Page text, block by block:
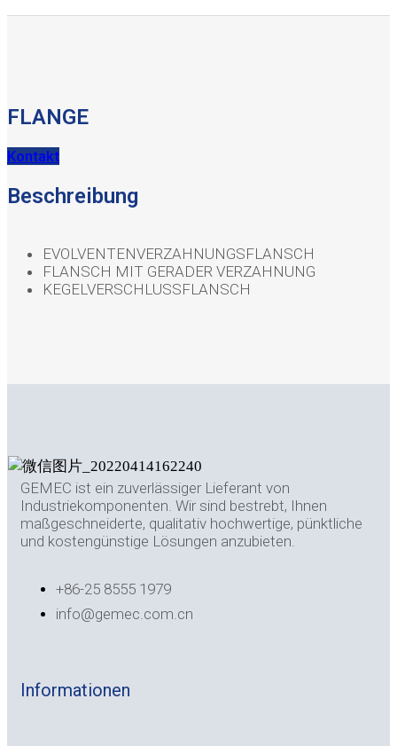
FLANGE
Kontakt
Beschreibung
EVOLVENTENVERZAHNUNGSFLANSCH
FLANSCH MIT GERADER VERZAHNUNG
KEGELVERSCHLUSSFLANSCH
GEMEC ist ein zuverlässiger Lieferant von
Industriekomponenten. Wir sind bestrebt, Ihnen
maßgeschneiderte, qualitativ hochwertige, pünktliche
und kostengünstige Lösungen anzubieten.
+86-25 8555 1979
info@gemec.com.cn
Informationen